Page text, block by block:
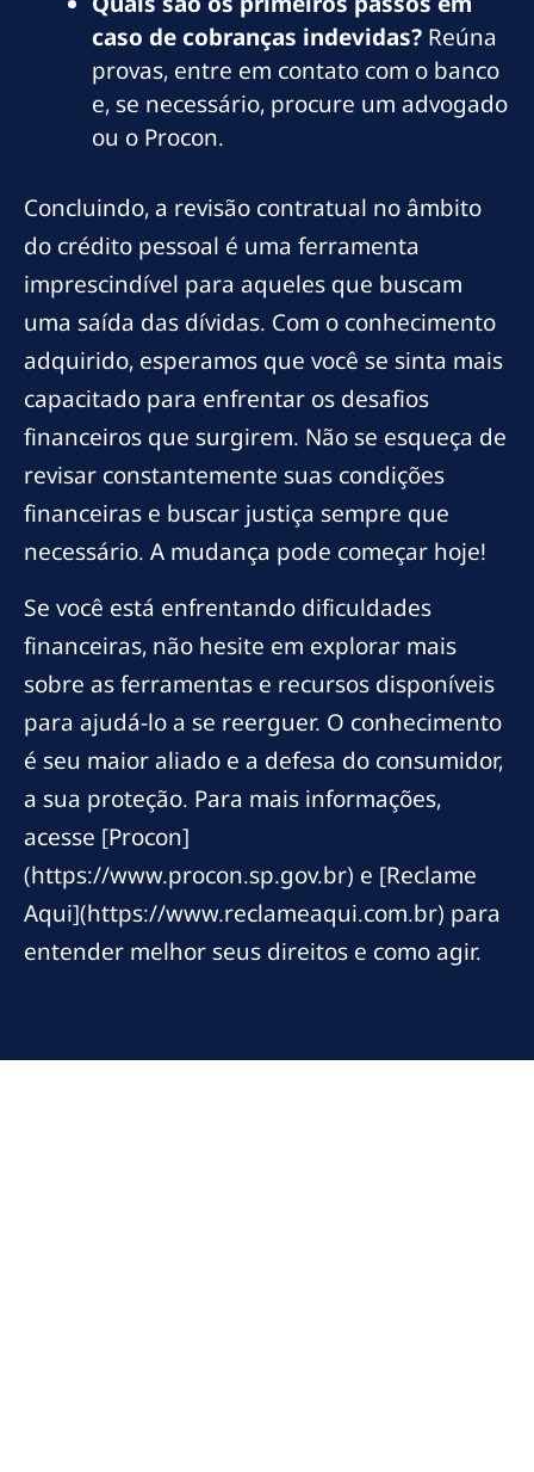
caso de cobranças indevidas? Reúna
provas, entre em contato com o banco
e, se necessário, procure um advogado
ou o Procon.
Concluindo, a revisão contratual no âmbito
do crédito pessoal é uma ferramenta
imprescindível para aqueles que buscam
uma saída das dívidas. Com o conhecimento
adquirido, esperamos que você se sinta mais
capacitado para enfrentar os desafios
financeiros que surgirem. Não se esqueça de
revisar constantemente suas condições
financeiras e buscar justiça sempre que
necessário. A mudança pode começar hoje!
Se você está enfrentando dificuldades
financeiras, não hesite em explorar mais
sobre as ferramentas e recursos disponíveis
para ajudá-lo a se reerguer. O conhecimento
é seu maior aliado e a defesa do consumidor,
a sua proteção. Para mais informações,
acesse [Procon]
(https://www.procon.sp.gov.br) e [Reclame
Aqui](https://www.reclameaqui.com.br) para
entender melhor seus direitos e como agir.